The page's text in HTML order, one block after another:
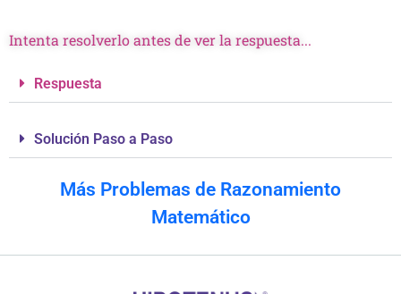
Intenta resolverlo antes de ver la respuesta...
Respuesta
Solución Paso a Paso
Más Problemas de Razonamiento
Matemático